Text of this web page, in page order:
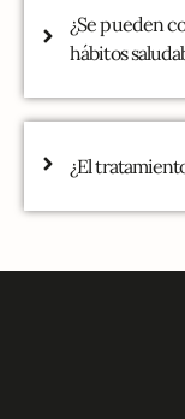
¿Se pueden
hábitos
¿El